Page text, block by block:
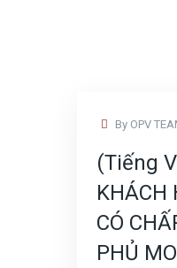
By OPV
(Tiếng
KHÁCH
CÓ
PHỦ